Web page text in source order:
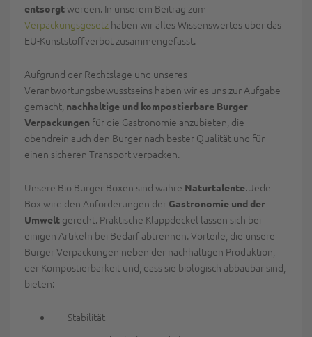
entsorgtwerden. In unserem Beitrag zum
Verpackungsgesetz haben wir alles Wissenswertes über das
EU-Kunststoffverbot zusammengefasst.
Aufgrund der Rechtslage und unseres
Verantwortungsbewusstseins haben wir es uns zur Aufgabe
gemacht, nachhaltige und kompostierbare Burger
Verpackungen für die Gastronomie anzubieten, die
obendrein auch den Burger nach bester Qualität und für
einen sicheren Transport verpacken.
Unsere Bio Burger Boxen sind wahre Naturtalente. Jede
Box wird den Anforderungen der Gastronomie und der
Umwelt gerecht. Praktische Klappdeckel lassen sich bei
einigen Artikeln bei Bedarf abtrennen. Vorteile, die unsere
Burger Verpackungen neben der nachhaltigen Produktion,
der Kompostierbarkeit und, dass sie biologisch abbaubar sind,
bieten:
Stabilität